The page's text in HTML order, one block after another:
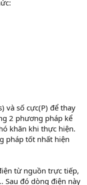
và số cực(P) để thay
2 phương pháp kể
khăn khi thực hiện.
pháp tốt nhất hiện
từ nguồn trực tiếp,
Sau đó dòng điện này